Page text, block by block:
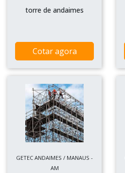
torre de andaimes
Cotar agora
GETEC ANDAIMES / MANAUS -
AM